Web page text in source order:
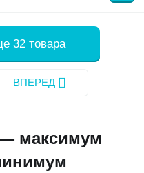
максимум
32 товара
ВПЕРЕД